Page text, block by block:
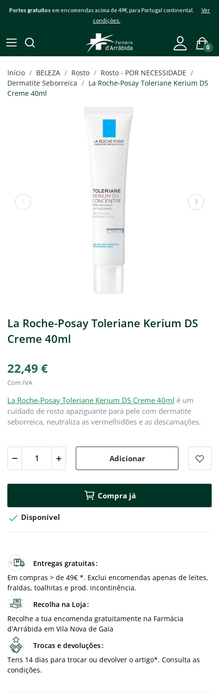
Portes gratuitos em encomendas acima de 49€, para Portugal continental. Ver
condições.
0
Início BELEZA Rosto
Rosto - POR NECESSIDADE
Dermatite Seborreica
La Roche-Posay Toleriane Kerium DS
Creme 40ml
La Roche-Posay Toleriane Kerium DS
Creme 40ml
22,49 €
Com IVA
La Roche-Posay Toleriane Kerium DS Creme 40ml é um
cuidado de rosto apaziguante para pele com dermatite
seborreica, neutraliza as vermelhidões e as descamações.
Adicionar
Compra já
 Disponível
Entregas gratuitas
Em compras > de 49€ *. Exclui encomendas apenas de leites,
fraldas, toalhitas e prod. incontinência.
Recolha na Loja
Recolhe a tua encomenda gratuitamente na Farmácia
d'Arrábida em Vila Nova de Gaia
Trocas e devoluções
Tens 14 dias para trocar ou devolver o artigo*. Consulta as
condições.